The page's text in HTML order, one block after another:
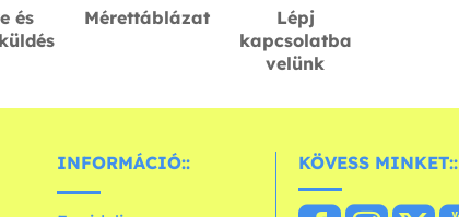
és
Mérettáblázat
Lépj
kapcsolatba
velünk
INFORMÁCIÓ:: KÖVESS MINKET::